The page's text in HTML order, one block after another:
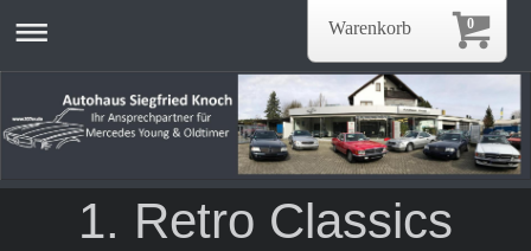
1. Retro Classics
0
Warenkorb